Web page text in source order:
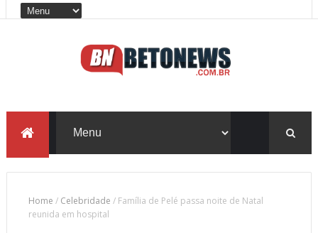
Home / Celebridade / Família de Pelé passa noite de Natal
reunida em hospital